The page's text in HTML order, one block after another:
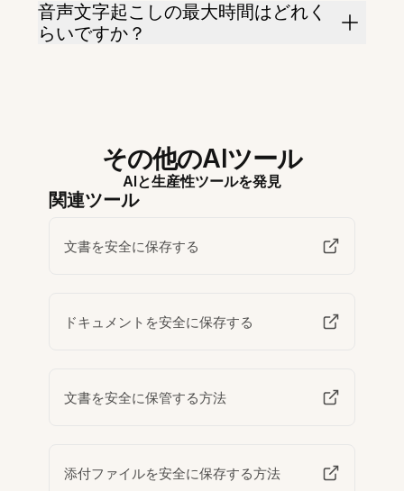
音声文字起こしの最大時間はどれく
らいですか？
その他のAIツール
AIと生産性ツールを発見
関連ツール
文書を安全に保存する
ドキュメントを安全に保存する
文書を安全に保管する方法
添付ファイルを安全に保存する方法